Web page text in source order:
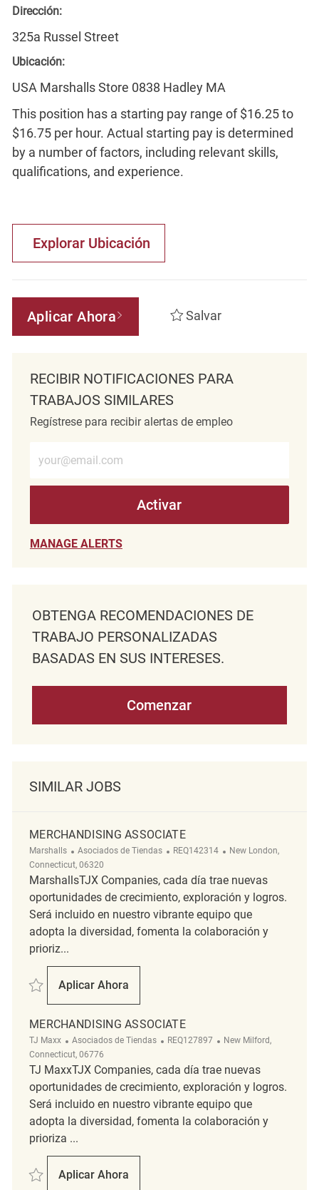
Dirección:
325a Russel Street
Ubicación:
USA Marshalls Store 0838 Hadley MA
This position has a starting pay range of $16.25 to
$16.75 per hour. Actual starting pay is determined
by a number of factors, including relevant skills,
qualifications, and experience.
Explorar Ubicación
Aplicar Ahora Salvar
RECIBIR NOTIFICACIONES PARA
TRABAJOS SIMILARES
Regístrese para recibir alertas de empleo
Activar
MANAGE ALERTS
OBTENGA RECOMENDACIONES DE
TRABAJO PERSONALIZADAS
BASADAS EN SUS INTERESES.
Comenzar
SIMILAR JOBS
MERCHANDISING ASSOCIATE
Marshalls Categoría
Asociados de Tiendas ReqId
REQ142314 Ubicación
New London,
Connecticut, 06320
MarshallsTJX Companies, cada día trae nuevas
oportunidades de crecimiento, exploración y logros.
Será incluido en nuestro vibrante equipo que
adopta la diversidad, fomenta la colaboración y
prioriz...
Salvar Merchandising Associate REQ142314
Aplicar Ahora
Merchandising Associate
MERCHANDISING ASSOCIATE
TJ Maxx Categoría
Asociados de Tiendas ReqId
REQ127897 Ubicación
New Milford,
Connecticut, 06776
TJ MaxxTJX Companies, cada día trae nuevas
oportunidades de crecimiento, exploración y logros.
Será incluido en nuestro vibrante equipo que
adopta la diversidad, fomenta la colaboración y
prioriza ...
Salvar Merchandising Associate REQ127897
Aplicar Ahora
Merchandising Associate